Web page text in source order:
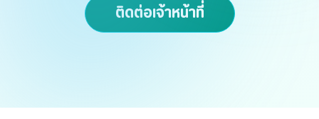
ติดต่อเจ้าหน้าที่